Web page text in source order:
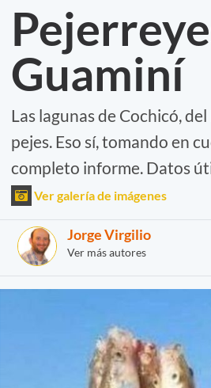
Guaminí
Las lagunas de Cochicó,
pejes. Eso sí, tomando en
completo informe. Datos
Ver galería de imágenes
Jorge Virgilio
Ver más autores